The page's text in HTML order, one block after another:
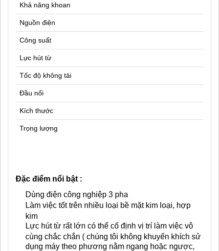
Khả năng khoan
Nguồn điện
Công suất
Lực hút từ
Tốc độ không tải
Đầu nối
Kích thước
Trọng lượng
Đặc điểm nổi bật :
Dùng điện công nghiệp 3 pha
Làm việc tốt trên nhiều loại bề mặt kim loại, hợp
kim
Lực hút từ rất lớn có thể cố định vị trí làm việc vô
cùng chắc chắn ( chúng tôi không khuyến khích sử
dụng máy theo phương nằm ngang hoặc ngược,